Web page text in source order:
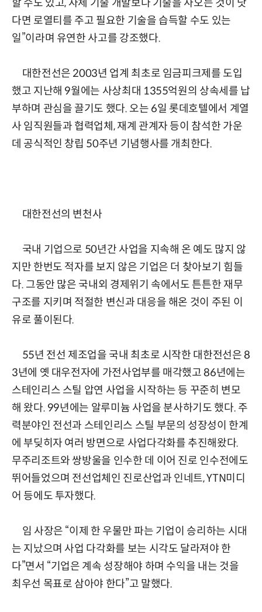
할 수도 있고, 자체 기술 개발보다 기술을 사오는 것이 낫
다면 로열티를 주고 필요한 기술을 습득할 수도 있는
일”이라며 유연한 사고를 강조했다.
대한전선은 2003년 업계 최초로 임금피크제를 도입
했고 지난해 9월에는 사상최대 1355억원의 상속세를 납
부하며 관심을 끌기도 했다. 오는 6일 롯데호텔에서 계열
사 임직원들과 협력업체, 재계 관계자 등이 참석한 가운
데 공식적인 창립 50주년 기념행사를 개최한다.
대한전선의 변천사
국내 기업으로 50년간 사업을 지속해 온 예도 많지 않
지만 한번도 적자를 보지 않은 기업은 더 찾아보기 힘들
다. 그동안 많은 국내외 경제위기 속에서도 튼튼한 재무
구조를 지키며 적절한 변신과 대응을 해온 것이 주된 이
유로 풀이된다.
55년 전선 제조업을 국내 최초로 시작한 대한전선은 8
3년에 옛 대우전자에 가전사업부를 매각했고 86년에는
스테인리스 스틸 압연 사업을 시작하는 등 꾸준히 변모
해 왔다. 99년에는 알루미늄 사업을 분사하기도 했다. 주
력분야인 전선과 스테인리스 스틸 부문의 성장성이 한계
에 부딪히자 여러 방면으로 사업다각화를 추진해왔다.
무주리조트와 쌍방울을 인수한 데 이어 진로 인수전에도
뛰어들었으며 전선업체인 진로산업과 인네트, YTN미디
어 등에도 투자했다.
임 사장은 “이제 한 우물만 파는 기업이 승리하는 시대
는 지났으며 사업 다각화를 보는 시각도 달라져야 한
다”면서 “기업은 계속 성장해야 하며 수익을 내는 것을
최우선 목표로 삼아야 한다”고 말했다.